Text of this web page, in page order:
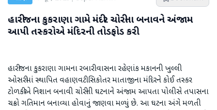
હારીજના કુકરાણા ગામે મંદીર ચોરીના બનાવને અંજામ
આપી તસ્કરોએ મંદિરની તોડફોડ કરી
હારીજના કુકરાણા ગામના રબારી વાસના રહેણાંક મકાનની ખુલ્લી
ઓસરીમાં સ્થાપિત વહાણવટી સિકોતર માતાજીના મંદિરને કોઈ તસ્કર
ટોળકીએ નિશાન બનાવી ચોરીની ઘટનાને અંજામ આપતા પોલીસે તપાસના
ચક્રો ગતિમાન બનાવ્યા હોવાનું જાણવા મળ્યું છે. આ ઘટના અંગે મળતી